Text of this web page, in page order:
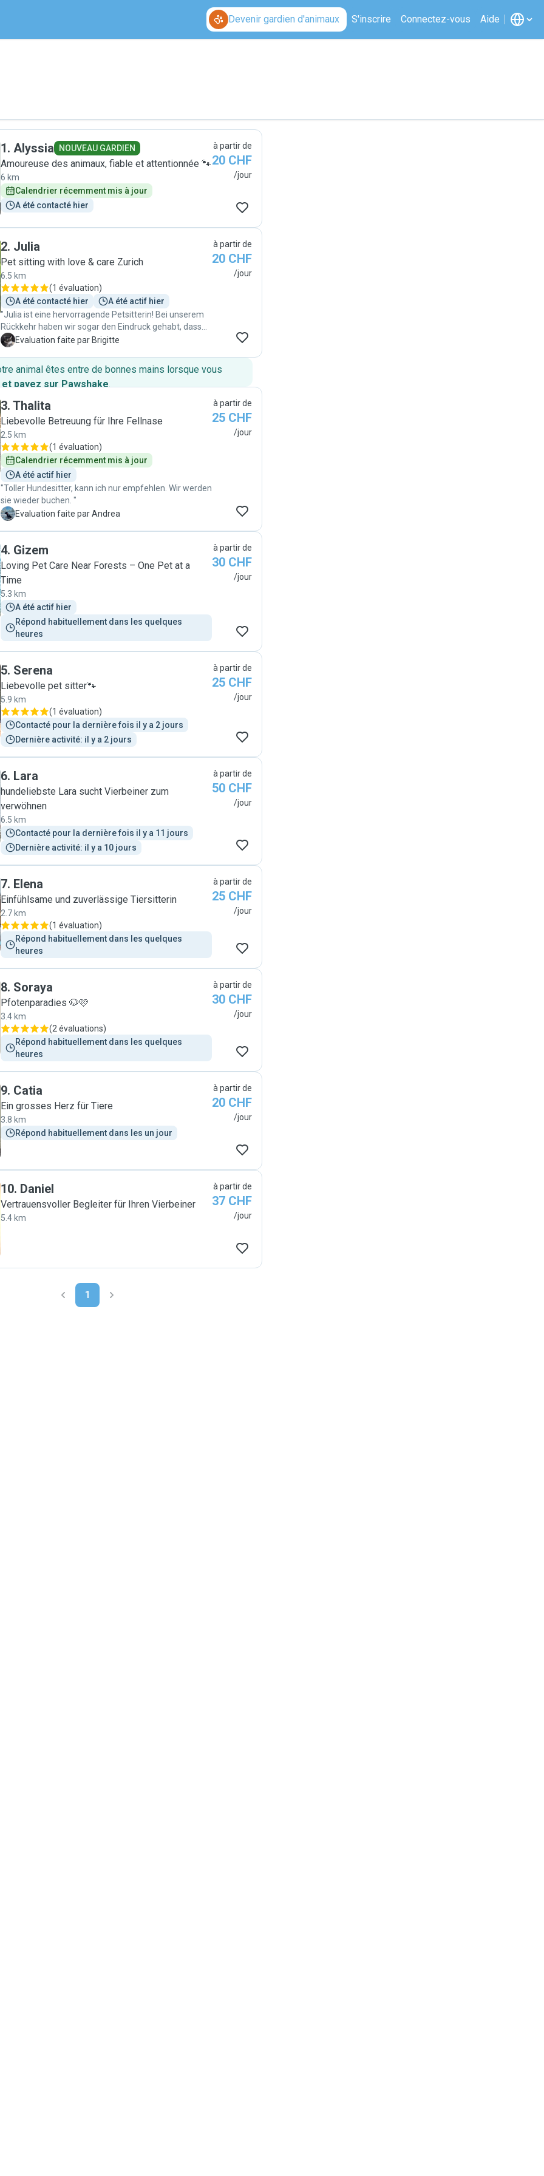
Devenir gardien d'animaux S'inscrire Connectez-vous Aide
1. Alyssia NOUVEAU GARDIEN
Amoureuse des animaux, fiable et attentionnée 🐾
6 km
Calendrier récemment mis à jour
A été contacté hier
à partir de
20 CHF
/jour
2. Julia
Pet sitting with love & care Zurich
6.5 km
(1 évaluation)
A été contacté hier
A été actif hier
"Julia ist eine hervorragende Petsitterin! Bei unserem
Rückkehr haben wir sogar den Eindruck gehabt, dass
unsere Katze, Julia vermisst hat. Es schien uns, als sei
Julia die erforderlichen Arbeiten zu Tagesbeginn
verlässlich und sauber erledigt. – Wir danken Julia für
Ihren verlässlichen Einsatz und würden bei einer
späteren Abwesenheit sehr gerne auf ihre Dienste
zählen dürfen."
B Evaluation faite par Brigitte
à partir de
20 CHF
/jour
animal êtes entre de bonnes mains lorsque vous
payez sur Pawshake.
3. Thalita
Liebevolle Betreuung für Ihre Fellnase
2.5 km
(1 évaluation)
Calendrier récemment mis à jour
A été actif hier
"Toller Hundesitter, kann ich nur empfehlen. Wir werden
sie wieder buchen. "
A Evaluation faite par Andrea
à partir de
25 CHF
/jour
4. Gizem
Loving Pet Care Near Forests – One Pet at a
Time
5.3 km
A été actif hier
Répond habituellement dans les quelques
heures
à partir de
30 CHF
/jour
5. Serena
Liebevolle pet sitter🐾
5.9 km
(1 évaluation)
Contacté pour la dernière fois il y a 2 jours
Dernière activité: il y a 2 jours
à partir de
25 CHF
/jour
6. Lara
hundeliebste Lara sucht Vierbeiner zum
verwöhnen
6.5 km
Contacté pour la dernière fois il y a 11 jours
Dernière activité: il y a 10 jours
à partir de
50 CHF
/jour
7. Elena
Einfühlsame und zuverlässige Tiersitterin
2.7 km
(1 évaluation)
Répond habituellement dans les quelques
heures
à partir de
25 CHF
/jour
8. Soraya
Pfotenparadies 🐶🩷
3.4 km
(2 évaluations)
Répond habituellement dans les quelques
heures
à partir de
30 CHF
/jour
9. Catia
Ein grosses Herz für Tiere
3.8 km
Répond habituellement dans les un jour
à partir de
20 CHF
/jour
10. Daniel
Vertrauensvoller Begleiter für Ihren Vierbeiner
5.4 km
à partir de
37 CHF
/jour
1